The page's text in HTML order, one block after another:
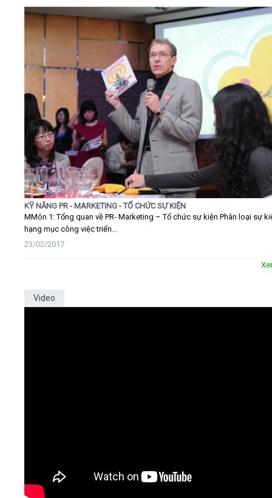
KỸ NĂNG PR - MARKETING - TỔ CHỨC SỰ KIỆN
MMôn 1: Tổng quan về PR- Marketing – Tổ chức sự kiện Phân loại sự
hạng mục công việc triển...
23/02/2017
Video